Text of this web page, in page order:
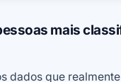
mais
dados que